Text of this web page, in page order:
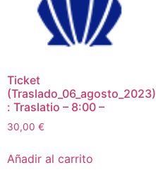
Ticket
(Traslado_06_agosto_2023)
: Traslatio – 8:00 –
30,00 €
Añadir al carrito